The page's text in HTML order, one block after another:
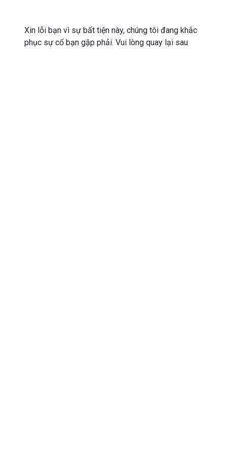
Xin lỗi bạn vì sự bất tiện này, chúng tôi đang khắc
phục sự cố bạn gặp phải. Vui lòng quay lại sau